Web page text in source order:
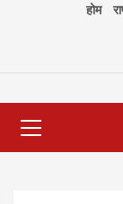
होम
Menu